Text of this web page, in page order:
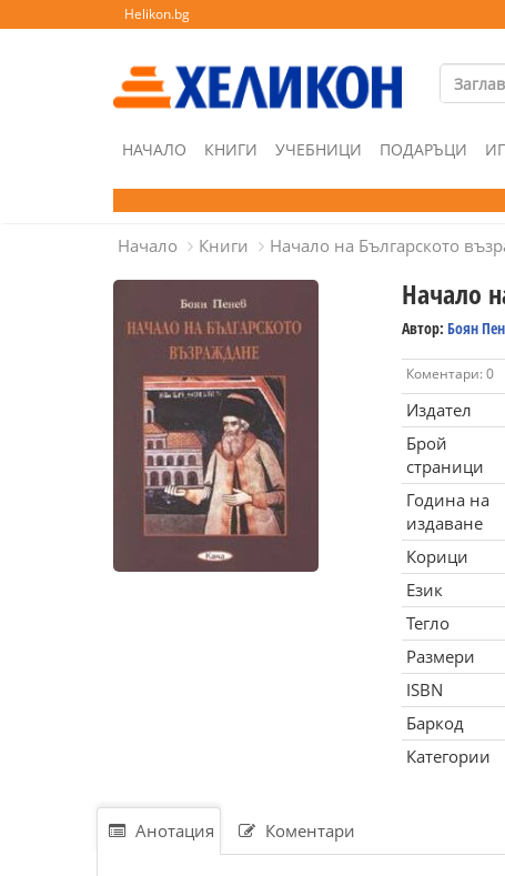
Helikon.bg
НАЧАЛО КНИГИ УЧЕБНИЦИ ПОДАРЪЦИ
Начало Книги Начало на Българското
Начало
Автор: Боян
Коментари: 0
Издател
Брой
страници
Година на
издаване
Корици
Език
Тегло
Размери
ISBN
Баркод
Категории
Анотация Коментари